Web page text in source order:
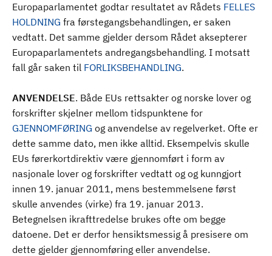
Europaparlamentet godtar resultatet av Rådets FELLES
HOLDNING fra førstegangsbehandlingen, er saken
vedtatt. Det samme gjelder dersom Rådet aksepterer
Europaparlamentets andregangsbehandling. I motsatt
fall går saken til FORLIKSBEHANDLING.
ANVENDELSE. Både EUs rettsakter og norske lover og
forskrifter skjelner mellom tidspunktene for
GJENNOMFØRING og anvendelse av regelverket. Ofte er
dette samme dato, men ikke alltid. Eksempelvis skulle
EUs førerkortdirektiv være gjennomført i form av
nasjonale lover og forskrifter vedtatt og og kunngjort
innen 19. januar 2011, mens bestemmelsene først
skulle anvendes (virke) fra 19. januar 2013.
Betegnelsen ikrafttredelse brukes ofte om begge
datoene. Det er derfor hensiktsmessig å presisere om
dette gjelder gjennomføring eller anvendelse.